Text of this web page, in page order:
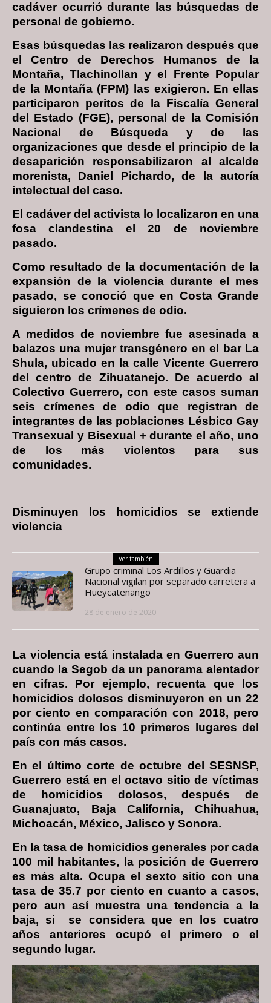
cadáver ocurrió durante las búsquedas de
personal de gobierno.
Esas búsquedas las realizaron después que
el Centro de Derechos Humanos de la
Montaña, Tlachinollan y el Frente Popular
de la Montaña (FPM) las exigieron. En ellas
participaron peritos de la Fiscalía General
del Estado (FGE), personal de la Comisión
Nacional de Búsqueda y de las
organizaciones que desde el principio de la
desaparición responsabilizaron al alcalde
morenista, Daniel Pichardo, de la autoría
intelectual del caso.
El cadáver del activista lo localizaron en una
fosa clandestina el 20 de noviembre
pasado.
Como resultado de la documentación de la
expansión de la violencia durante el mes
pasado, se conoció que en Costa Grande
siguieron los crímenes de odio.
A medidos de noviembre fue asesinada a
balazos una mujer transgénero en el bar La
Shula, ubicado en la calle Vicente Guerrero
del centro de Zihuatanejo. De acuerdo al
Colectivo Guerrero, con este casos suman
seis crímenes de odio que registran de
integrantes de las poblaciones Lésbico Gay
Transexual y Bisexual + durante el año, uno
de los más violentos para sus
comunidades.
Disminuyen los homicidios se extiende
violencia
Ver también
Grupo criminal Los Ardillos y Guardia
Nacional vigilan por separado carretera a
Hueycatenango
28 de enero de 2020
La violencia está instalada en Guerrero aun
cuando la Segob da un panorama alentador
en cifras. Por ejemplo, recuenta que los
homicidios dolosos disminuyeron en un 22
por ciento en comparación con 2018, pero
continúa entre los 10 primeros lugares del
país con más casos.
En el último corte de octubre del SESNSP,
Guerrero está en el octavo sitio de víctimas
de homicidios dolosos, después de
Guanajuato, Baja California, Chihuahua,
Michoacán, México, Jalisco y Sonora.
En la tasa de homicidios generales por cada
100 mil habitantes, la posición de Guerrero
es más alta. Ocupa el sexto sitio con una
tasa de 35.7 por ciento en cuanto a casos,
pero aun así muestra una tendencia a la
baja, si se considera que en los cuatro
años anteriores ocupó el primero o el
segundo lugar.